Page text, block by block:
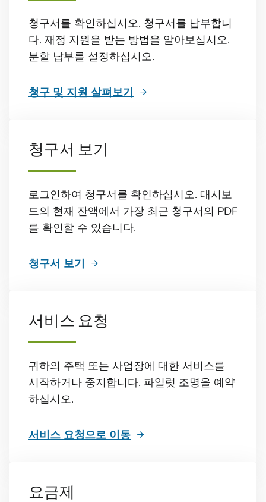
청구서를 확인하십시오. 청구서를 납부합니
다. 재정 지원을 받는 방법을 알아보십시오.
분할 납부를 설정하십시오.
청구 및 지원 살펴보기
청구서 보기
로그인하여 청구서를 확인하십시오. 대시보
드의 현재 잔액에서 가장 최근 청구서의 PDF
를 확인할 수 있습니다.
청구서 보기
서비스 요청
귀하의 주택 또는 사업장에 대한 서비스를
시작하거나 중지합니다. 파일럿 조명을 예약
하십시오.
서비스 요청으로 이동
요금제